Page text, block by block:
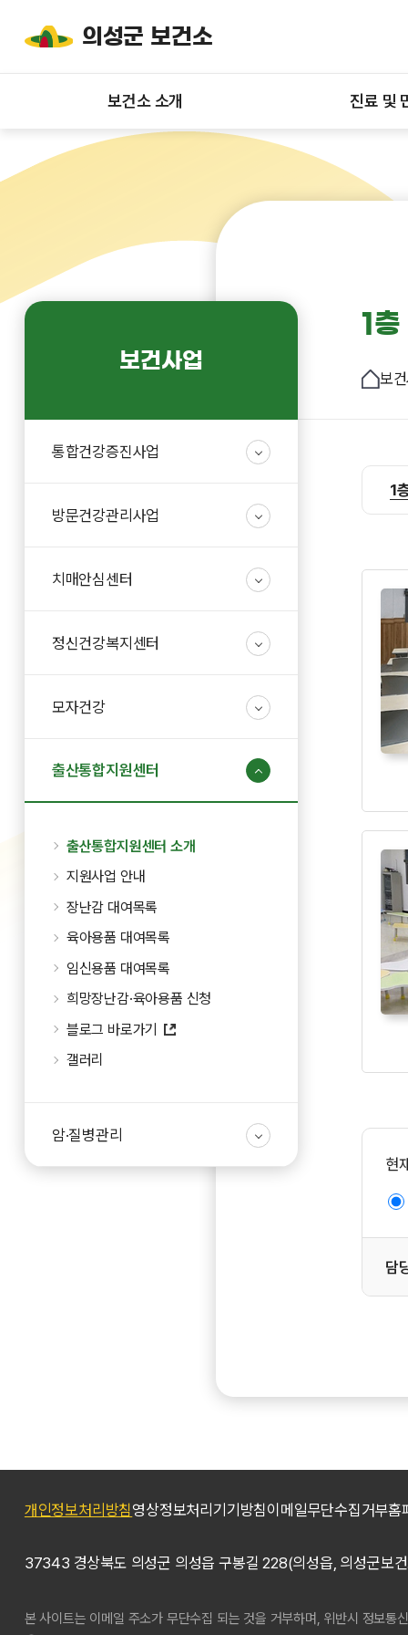
의성군 보건소
보건소 소개 진료 및
보건사업
통합건강증진사업
방문건강관리사업
치매안심센터
정신건강복지센터
모자건강
출산통합지원센터
출산통합지원센터 소개
지원사업 안내
장난감 대여목록
육아용품 대여목록
임신용품 대여목록
희망장난감·육아용품 신청
블로그 바로가기
갤러리
암·질병관리
1층
보
1
현
담
개인정보처리방침 영상정보처리기기방침이메일무단수집거부홈
37343 경상북도 의성군 의성읍 구봉길 228(의성읍, 의성군보
본 사이트는 이메일 주소가 무단수집 되는 것을 거부하며, 위반시 정보통